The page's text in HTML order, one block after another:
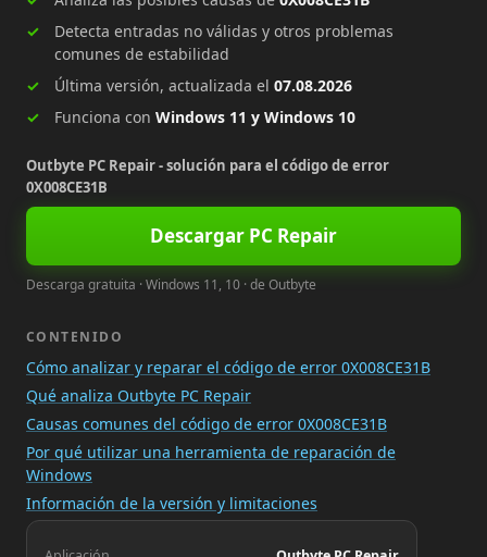
Detecta entradas no válidas y otros problemas
comunes de estabilidad
Última versión, actualizada el 07.08.2026
Funciona con Windows 11 y Windows 10
Outbyte PC Repair - solución para el código de error
0X008CE31B
Descargar PC Repair
Descarga gratuita · Windows 11, 10 · de Outbyte
CONTENIDO
Cómo analizar y reparar el código de error 0X008CE31B
Qué analiza Outbyte PC Repair
Causas comunes del código de error 0X008CE31B
Por qué utilizar una herramienta de reparación de
Windows
Información de la versión y limitaciones